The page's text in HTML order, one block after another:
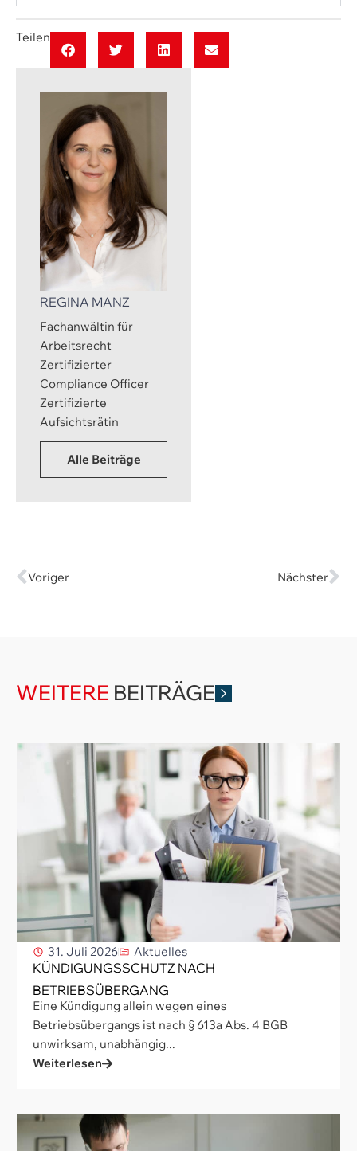
Teilen
REGINA MANZ
Fachanwältin für
Arbeitsrecht
Zertifizierter
Compliance Officer
Zertifizierte
Aufsichtsrätin
Alle Beiträge
Voriger Nächster
WEITERE BEITRÄGE
31. Juli 2026 Aktuelles
KÜNDIGUNGSSCHUTZ NACH
BETRIEBSÜBERGANG
Eine Kündigung allein wegen eines
Betriebsübergangs ist nach § 613a Abs. 4 BGB
unwirksam, unabhängig...
Weiterlesen